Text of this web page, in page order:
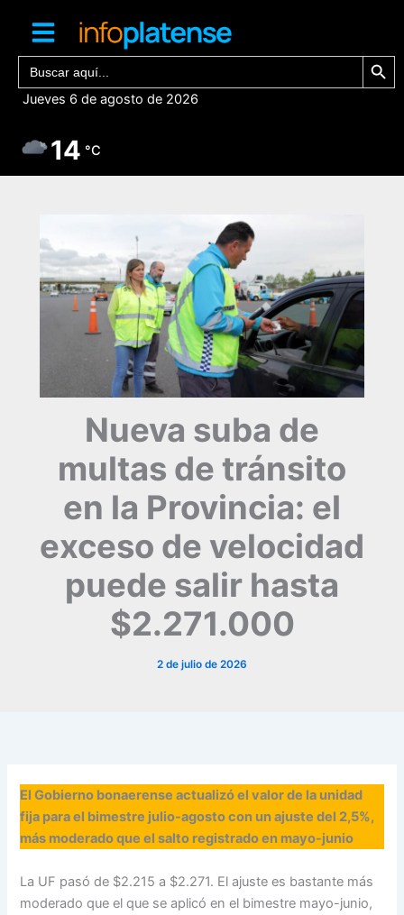
contenido
Buscar: Botón de
Jueves 6 de agosto de 2026
14 °C
Nueva suba de
multas de tránsito
en la Provincia: el
exceso de velocidad
puede salir hasta
$2.271.000
2 de julio de 2026
El Gobierno bonaerense actualizó el valor de la unidad
fija para el bimestre julio-agosto con un ajuste del 2,5%,
más moderado que el salto registrado en mayo-junio
La UF pasó de $2.215 a $2.271. El ajuste es bastante más
moderado que el que se aplicó en el bimestre mayo-junio,